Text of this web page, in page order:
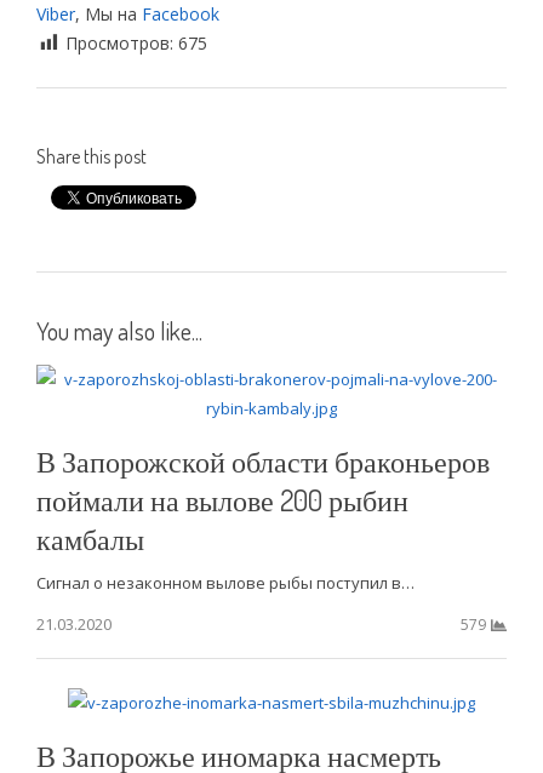
Viber, Мы на Facebook
Просмотров: 675
Share this post
You may also like...
В Запорожской области браконьеров
поймали на вылове 200 рыбин
камбалы
Сигнал о незаконном вылове рыбы поступил в…
21.03.2020
579
В Запорожье иномарка насмерть